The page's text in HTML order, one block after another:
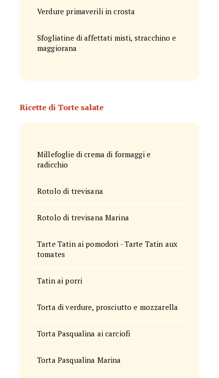
Verdure primaverili in crosta
Sfogliatine di affettati misti, stracchino e
maggiorana
Ricette di Torte salate
Millefoglie di crema di formaggi e
radicchio
Rotolo di trevisana
Rotolo di trevisana Marina
Tarte Tatin ai pomodori - Tarte Tatin aux
tomates
Tatin ai porri
Torta di verdure, prosciutto e mozzarella
Torta Pasqualina ai carciofi
Torta Pasqualina Marina